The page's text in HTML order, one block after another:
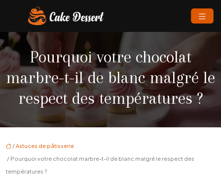
Pourquoi votre chocolat
marbre-t-il de blanc malgré le
respect des températures ?
/Astuces de pâtisserie
/ Pourquoi votre chocolat marbre-t-il de blanc malgré le respect des
températures ?